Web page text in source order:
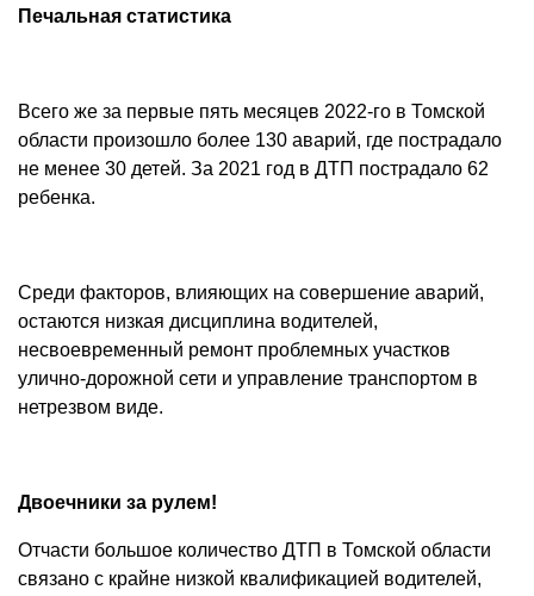
Печальная статистика
Всего же за первые пять месяцев 2022-го в Томской
области произошло более 130 аварий, где пострадало
не менее 30 детей. За 2021 год в ДТП пострадало 62
ребенка.
Среди факторов, влияющих на совершение аварий,
остаются низкая дисциплина водителей,
несвоевременный ремонт проблемных участков
улично-дорожной сети и управление транспортом в
нетрезвом виде.
Двоечники за рулем!
Отчасти большое количество ДТП в Томской области
связано с крайне низкой квалификацией водителей,